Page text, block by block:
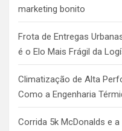
marketing bonito
Frota de Entregas
é o Elo Mais Frágil da
Climatização de Alta
Como a Engenharia
Corrida 5k McDonalds e